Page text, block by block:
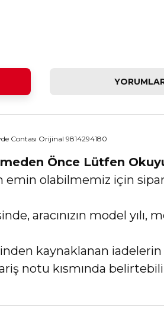
Contası Orijinal 9814294180
Önce Lütfen
olabilmemiz için
aracınızın model
kaynaklanan
notu kısmında